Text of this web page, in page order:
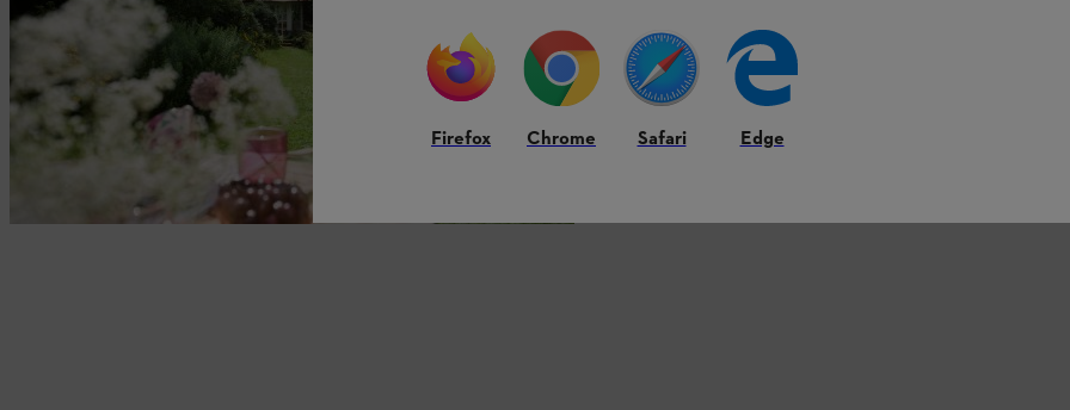
Firefox Chrome Safari Edge